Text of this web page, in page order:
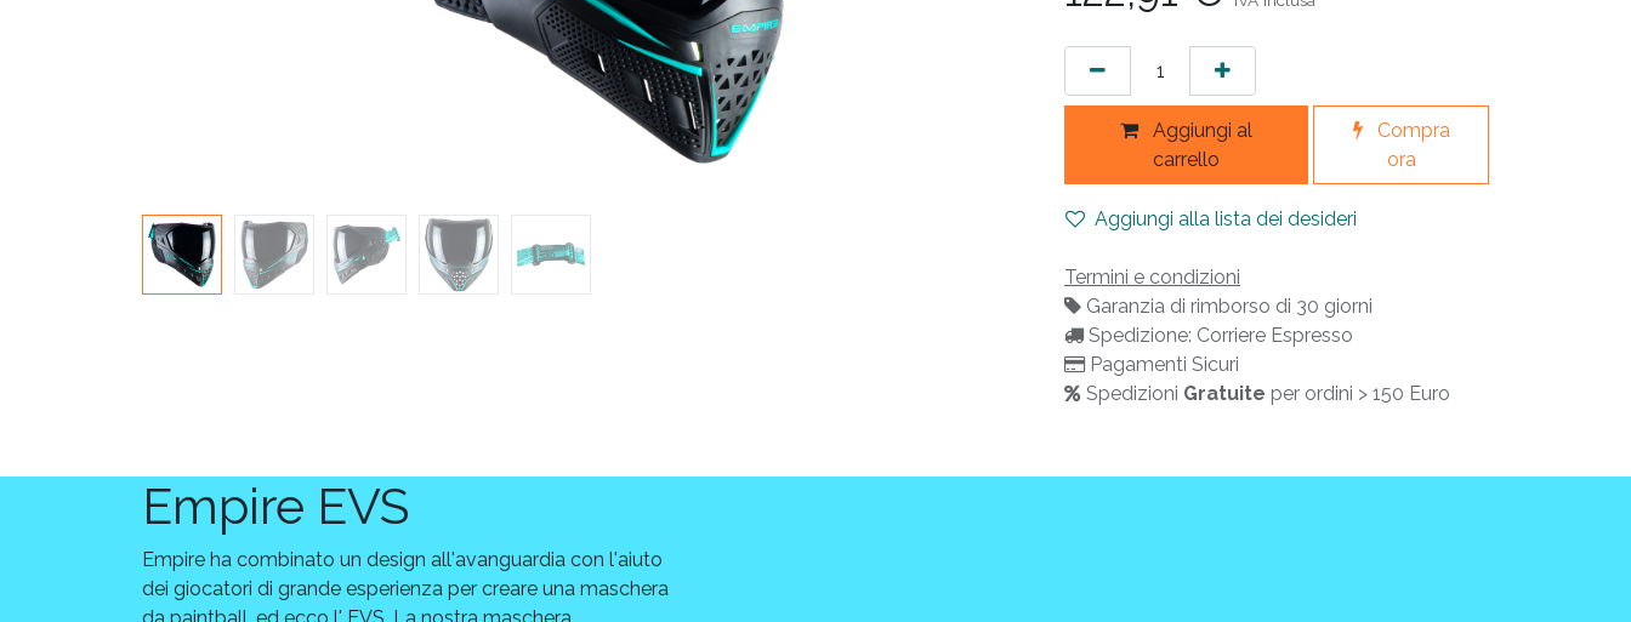
Aggiungi al
carrello
Compra
ora
Aggiungi alla lista dei desideri
Termini e condizioni
Garanzia di rimborso di 30 giorni
Spedizione: Corriere Espresso
Pagamenti Sicuri
Spedizioni Gratuite per ordini > 150 Euro
Empire EVS
Empire ha combinato un design all'avanguardia con l'aiuto
dei giocatori di grande esperienza per creare una maschera